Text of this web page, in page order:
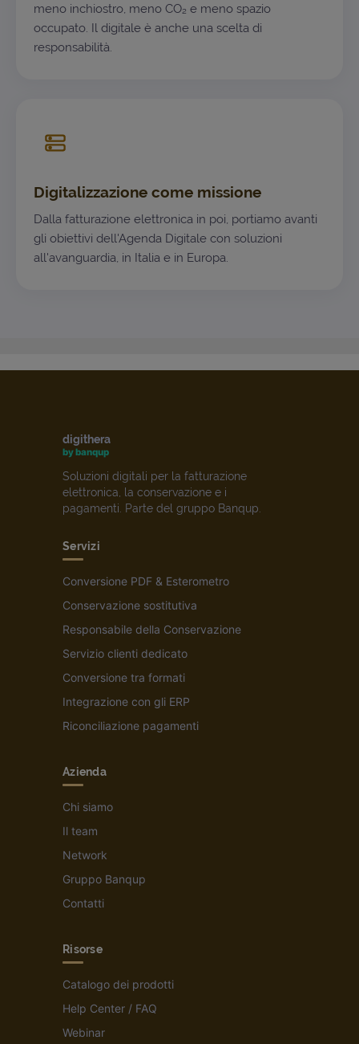
meno inchiostro, meno CO₂ e meno spazio
occupato. Il digitale è anche una scelta di
responsabilità.
Digitalizzazione come missione
Dalla fatturazione elettronica in poi, portiamo avanti
gli obiettivi dell'Agenda Digitale con soluzioni
all'avanguardia, in Italia e in Europa.
digithera
by banqup
Soluzioni digitali per la fatturazione
elettronica, la conservazione e i
pagamenti. Parte del gruppo Banqup.
Servizi
Conversione PDF & Esterometro
Conservazione sostitutiva
Responsabile della Conservazione
Servizio clienti dedicato
Conversione tra formati
Integrazione con gli ERP
Riconciliazione pagamenti
Azienda
Chi siamo
Il team
Network
Gruppo Banqup
Contatti
Risorse
Catalogo dei prodotti
Help Center / FAQ
Webinar